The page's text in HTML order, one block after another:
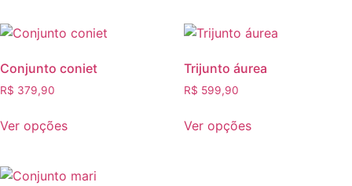
Conjunto coniet
R$ 379,90
Ver opções
Trijunto áurea
R$ 599,90
Ver opções